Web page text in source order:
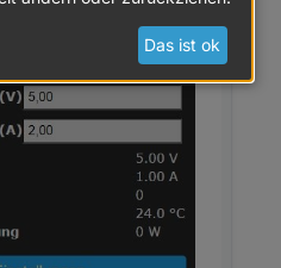
Das ist ok